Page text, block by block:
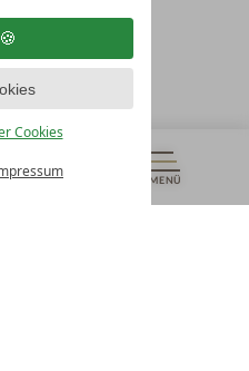
Cookies
MENÜ
22077